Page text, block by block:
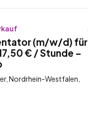
(m/w/d) für
€ / Stunde –
Nordrhein-Westfalen,